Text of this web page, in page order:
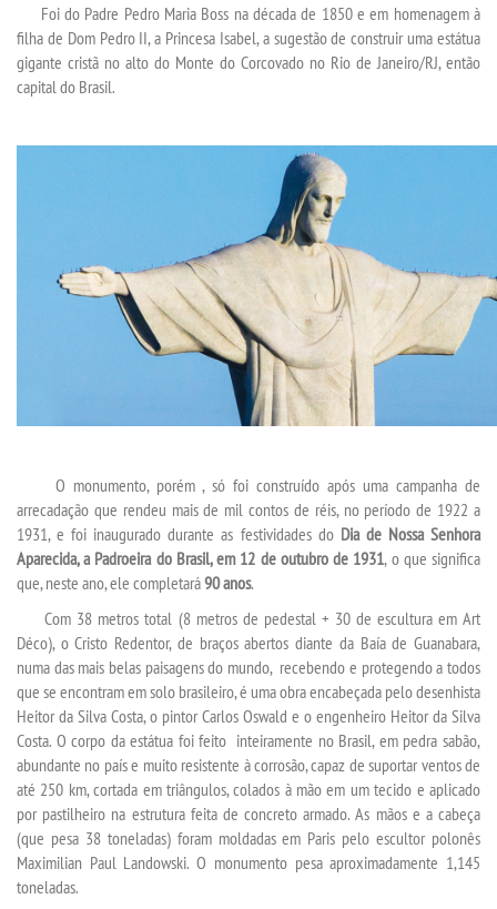
PUBLICAÇÕES
PORTAL DE ALUNOS
PORTAL DE PROFESSORES/ACADÊMICO
UNIESP
CONTATO
IMPRENSA
TRABALHE CONOSCO
OUVIDORIA
Foi do Padre Pedro Maria Boss na década de 1850 e em homenagem à
filha de Dom Pedro II, a Princesa Isabel, a sugestão de construir uma estátua
gigante cristã no alto do Monte do Corcovado no Rio de Janeiro/RJ, então
capital do Brasil.
O monumento, porém , só foi construído após uma campanha de
arrecadação que rendeu mais de mil contos de réis, no período de 1922 a
1931, e foi inaugurado durante as festividades do Dia de Nossa Senhora
Aparecida, a Padroeira do Brasil, em 12 de outubro de 1931, o que significa
que, neste ano, ele completará90 anos.
Com 38 metros total (8 metros de pedestal + 30 de escultura em Art
Déco), o Cristo Redentor, de braços abertos diante da Baía de Guanabara,
numa das mais belas paisagens do mundo, recebendo e protegendo a todos
que se encontram em solo brasileiro, é uma obra encabeçada pelo desenhista
Heitor da Silva Costa, o pintor Carlos Oswald e o engenheiro Heitor da Silva
Costa. O corpo da estátua foi feito inteiramente no Brasil, em pedra sabão,
abundante no país e muito resistente à corrosão, capaz de suportar ventos de
até 250 km, cortada em triângulos, colados à mão em um tecido e aplicado
por pastilheiro na estrutura feita de concreto armado. As mãos e a cabeça
(que pesa 38 toneladas) foram moldadas em Paris pelo escultor polonês
Maximilian Paul Landowski. O monumento pesa aproximadamente 1,145
toneladas.